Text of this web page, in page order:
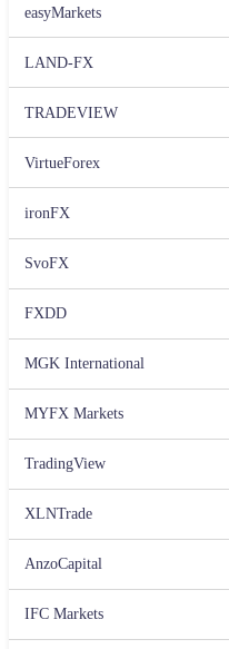
easyMarkets
LAND-FX
TRADEVIEW
VirtueForex
ironFX
SvoFX
FXDD
MGK International
MYFX Markets
TradingView
XLNTrade
AnzoCapital
IFC Markets